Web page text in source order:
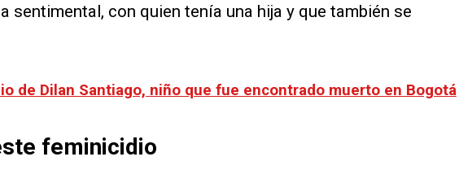
sentimental, con quien tenía una hija y que también se
de Dilan Santiago, niño que fue encontrado muerto en Bogotá
feminicidio